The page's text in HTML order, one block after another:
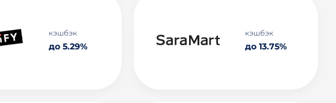
кэшбэк
до 5.29%
кэшбэк
до 13.75%